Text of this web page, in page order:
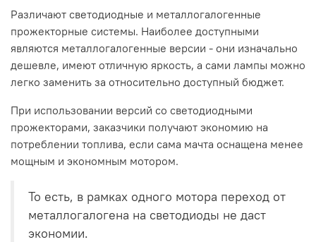
Различают светодиодные и металлогалогенные
прожекторные системы. Наиболее доступными
являются металлогалогенные версии - они изначально
дешевле, имеют отличную яркость, а сами лампы можно
легко заменить за относительно доступный бюджет.
При использовании версий со светодиодными
прожекторами, заказчики получают экономию на
потреблении топлива, если сама мачта оснащена менее
мощным и экономным мотором.
То есть, в рамках одного мотора переход от
металлогалогена на светодиоды не даст
экономии.